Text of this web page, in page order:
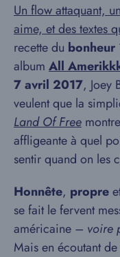
Un flow attaquant,
aime, et des textes
recette du bonheur
album All
7 avril 2017, Joey
veulent que la
Land Of Free
affligeante à quel
sentir quand on les
Honnête, propre
se fait le fervent
américaine – voire
Mais en écoutant